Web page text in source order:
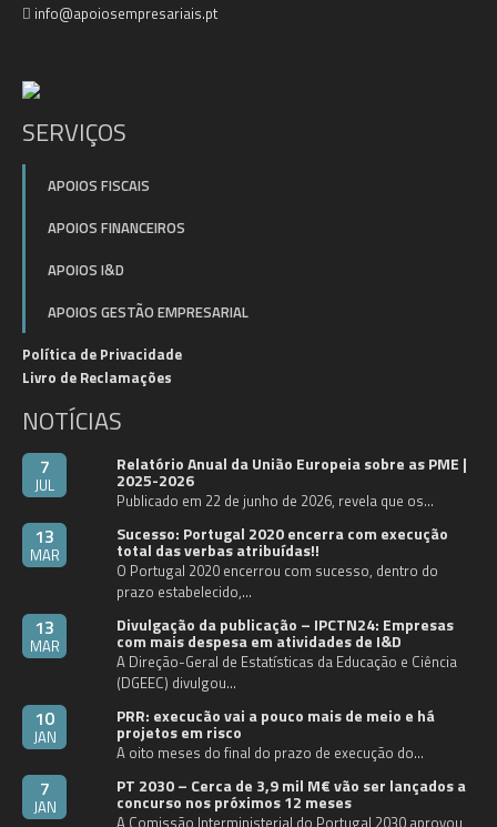
info@apoiosempresariais.pt
SERVIÇOS
APOIOS FISCAIS
APOIOS FINANCEIROS
APOIOS I&D
APOIOS GESTÃO EMPRESARIAL
Política de Privacidade
Livro de Reclamações
NOTÍCIAS
7
JUL
Relatório Anual da União Europeia sobre as PME |
2025-2026
Publicado em 22 de junho de 2026, revela que os…
13
MAR
Sucesso: Portugal 2020 encerra com execução
total das verbas atribuídas!!
O Portugal 2020 encerrou com sucesso, dentro do
prazo estabelecido,…
13
MAR
Divulgação da publicação – IPCTN24: Empresas
com mais despesa em atividades de I&D
A Direção-Geral de Estatísticas da Educação e Ciência
(DGEEC) divulgou…
10
JAN
PRR: execucão vai a pouco mais de meio e há
projetos em risco
A oito meses do final do prazo de execução do…
7
JAN
PT 2030 – Cerca de 3,9 mil M€ vão ser lançados a
concurso nos próximos 12 meses
A Comissão Interministerial do Portugal 2030 aprovou